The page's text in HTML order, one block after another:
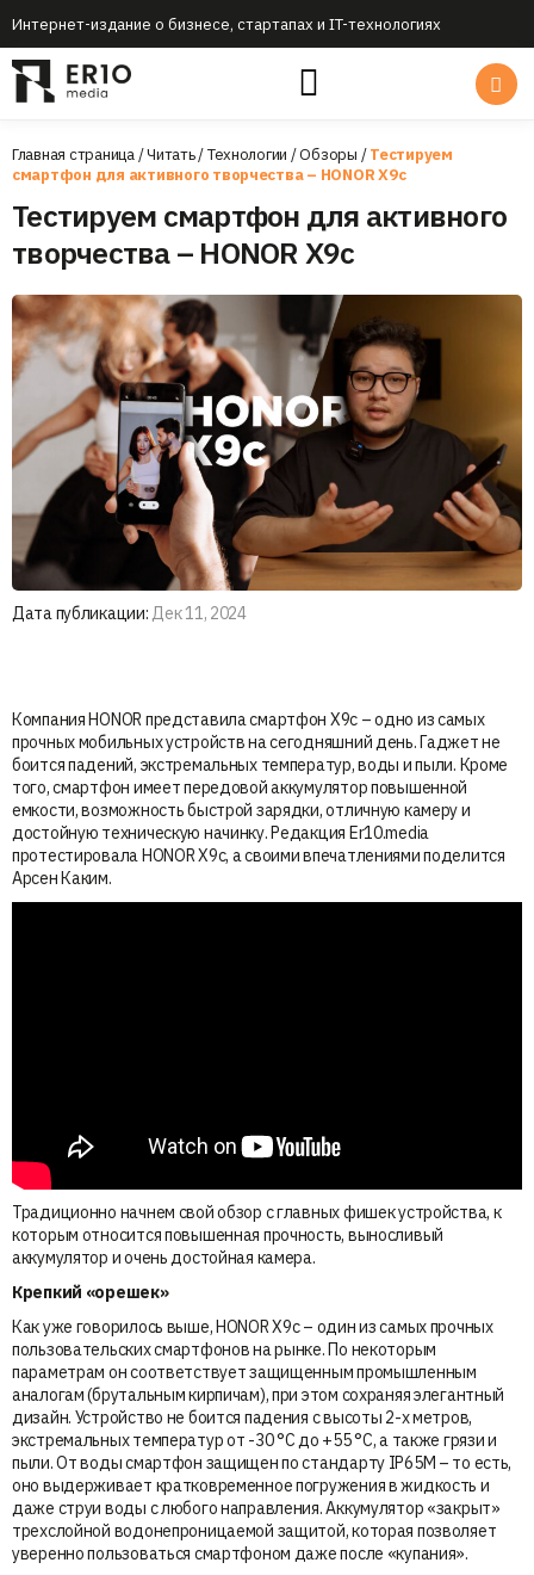
Интернет-издание о бизнесе, стартапах и IT-технологиях
Главная страница/Читать/Технологии /Обзоры /Тестируем
смартфон для активного творчества – HONOR X9c
Тестируем смартфон для активного
творчества – HONOR X9c
Дата публикации: Дек 11, 2024
Компания HONOR представила смартфон X9c – одно из самых
прочных мобильных устройств на сегодняшний день. Гаджет не
боится падений, экстремальных температур, воды и пыли. Кроме
того, смартфон имеет передовой аккумулятор повышенной
емкости, возможность быстрой зарядки, отличную камеру и
достойную техническую начинку. Редакция Er10.media
протестировала HONOR X9c, а своими впечатлениями поделится
Арсен Каким.
Традиционно начнем свой обзор с главных фишек устройства, к
которым относится повышенная прочность, выносливый
аккумулятор и очень достойная камера.
Крепкий «орешек»
Как уже говорилось выше, HONOR X9c – один из самых прочных
пользовательских смартфонов на рынке. По некоторым
параметрам он соответствует защищенным промышленным
аналогам (брутальным кирпичам), при этом сохраняя элегантный
дизайн. Устройство не боится падения с высоты 2-х метров,
экстремальных температур от -30 °C до +55 °C, а также грязи и
пыли. От воды смартфон защищен по стандарту IP65M – то есть,
оно выдерживает кратковременное погружения в жидкость и
даже струи воды с любого направления. Аккумулятор «закрыт»
трехслойной водонепроницаемой защитой, которая позволяет
уверенно пользоваться смартфоном даже после «купания».